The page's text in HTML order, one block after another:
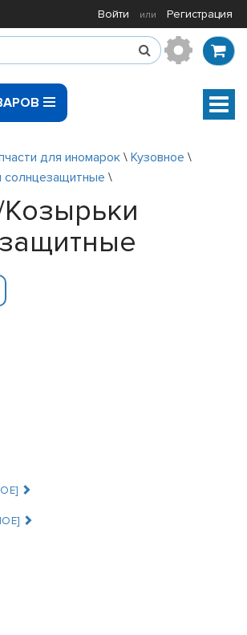
Войти или Регистрация
для иномарок \ Кузовное \
солнцезащитные \